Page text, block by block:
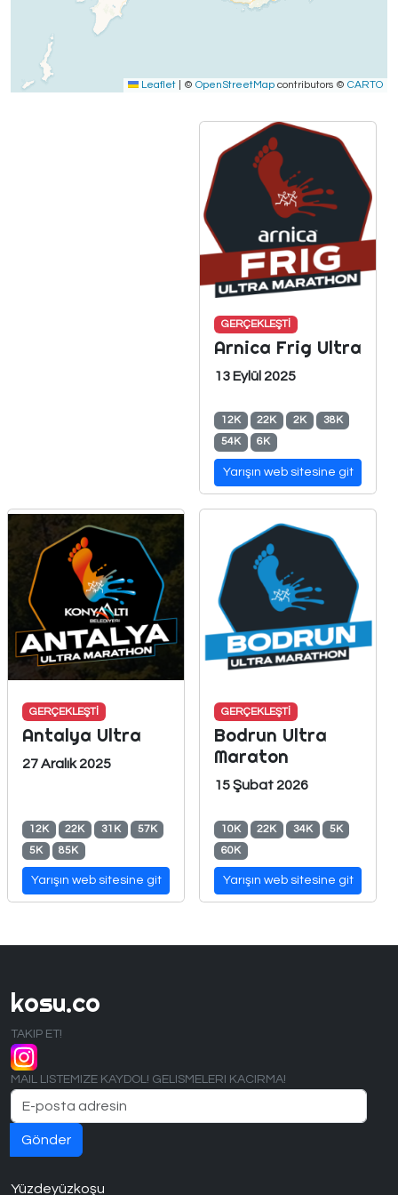
Leaflet © OpenStreetMap contributors © CARTO
GERÇEKLEŞTİ
Arnica Frig Ultra
13 Eylül 2025
12K 22K 2K
38K
54K
6K
Yarışın web sitesine git
GERÇEKLEŞTİ
Antalya Ultra
27 Aralık 2025
12K 22K 31K
57K
5K
85K
Yarışın web sitesine git
GERÇEKLEŞTİ
Bodrun Ultra
Maraton
15 Şubat 2026
10K 22K 34K
5K
60K
Yarışın web sitesine git
kosu.co
TAKIP ET!
MAIL LISTEMIZE KAYDOL! GELISMELERI KACIRMA!
Yüzdeyüzkoşu